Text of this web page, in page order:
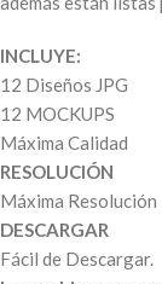
INCLUYE:
12 Diseños JPG
12 MOCKUPS
Máxima Calidad
RESOLUCIÓN
Máxima Resolución
DESCARGAR
Fácil de Descargar.